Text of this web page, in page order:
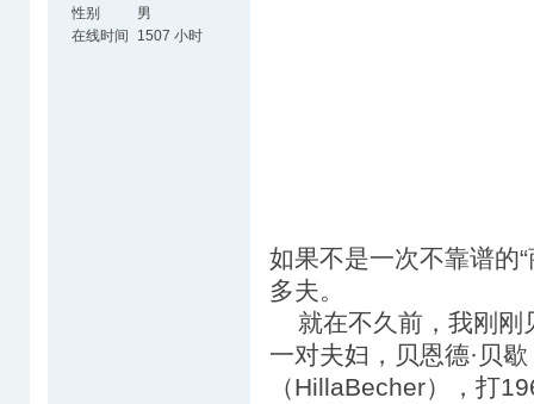
性别
男
在线时间
1507 小时
如果不是一次不靠谱的
多夫。
就在不久前，我刚刚
一对夫妇，贝恩德·贝
（HillaBecher），打